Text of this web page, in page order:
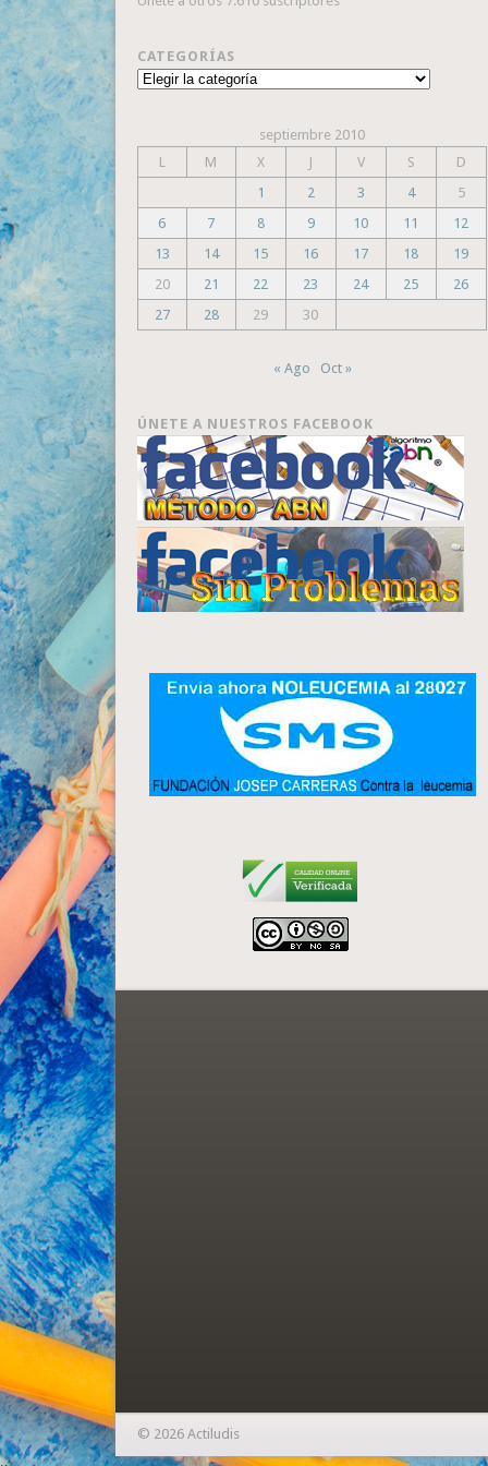
CATEGORÍAS
Categorías
septiembre 2010
L
M X J V S
D
1
2 3 4
5
6
7 8 9 10 11
12
13
14 15 16 17 18
19
20
21 22 23 24 25
26
27
28 29 30
« Ago Oct »
ÚNETE A NUESTROS FACEBOOK
© 2026 Actiludis